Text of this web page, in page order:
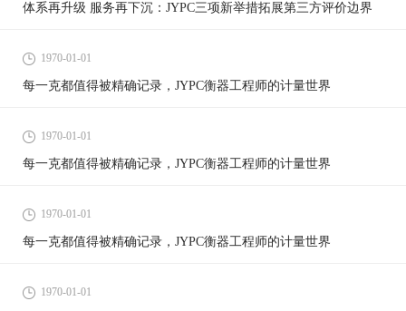
体系再升级 服务再下沉：JYPC三项新举措拓展第三方评价边界
1970-01-01
每一克都值得被精确记录，JYPC衡器工程师的计量世界
1970-01-01
每一克都值得被精确记录，JYPC衡器工程师的计量世界
1970-01-01
每一克都值得被精确记录，JYPC衡器工程师的计量世界
1970-01-01